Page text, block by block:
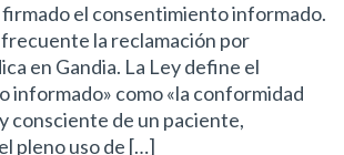
firmado el consentimiento informado.
frecuente la reclamación por
en Gandia. La Ley define el
informado» como «la conformidad
consciente de un paciente,
pleno uso de […]